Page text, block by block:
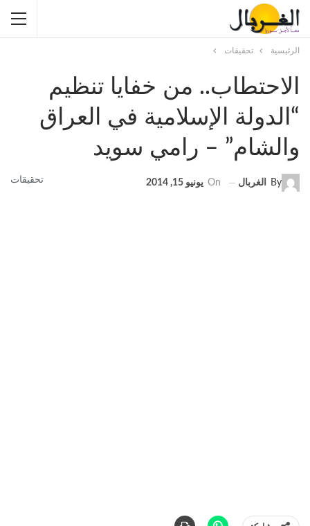
الرئيسية تحقيقات
الاحتطاب.. من خفايا تنظيم
“الدولة الإسلامية في العراق
والشام” – رامي سويد
تحقيقات By الغربال On يونيو 15, 2014